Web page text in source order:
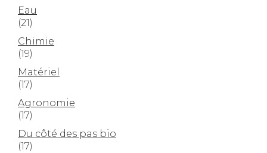
Eau
(21)
Chimie
(19)
Matériel
(17)
Agronomie
(17)
Du côté des pas bio
(17)